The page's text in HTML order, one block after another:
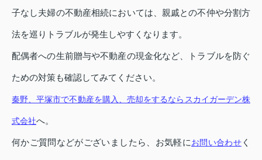
子なし夫婦の不動産相続においては、親戚との不仲や分割方
法を巡りトラブルが発生しやすくなります。
配偶者への生前贈与や不動産の現金化など、トラブルを防ぐ
ための対策も確認してみてください。
秦野、平塚市で不動産を購入、売却をするならスカイガーデン株
式会社へ。
何かご質問などがございましたら、お気軽にお問い合わせ く